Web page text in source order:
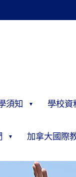
須知 學校資
加拿大國際